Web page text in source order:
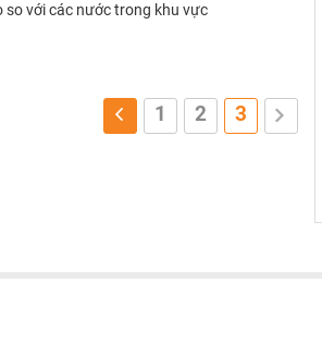
so với các nước trong khu vực
1 2 3